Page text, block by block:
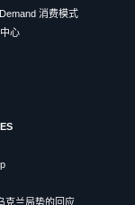
消费模式
心
克兰局势的回应